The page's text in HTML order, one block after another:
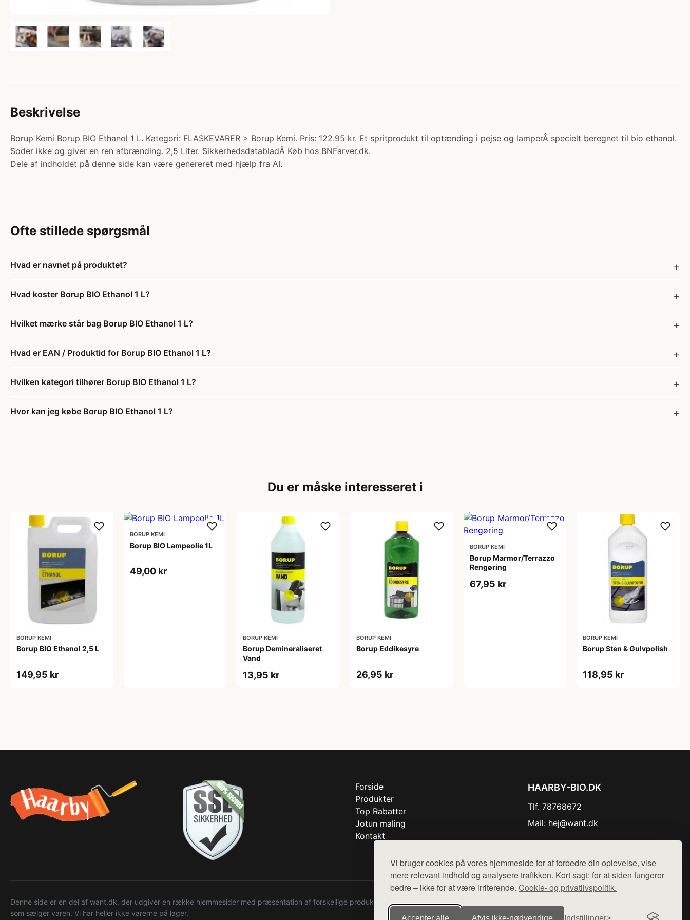
Vi bruger cookies på vores hjemmeside for at forbedre din oplevelse, vise
mere relevant indhold og analysere trafikken. Kort sagt: for at siden fungerer
bedre – ikke for at være irriterende. Cookie- og privatlivspolitik.
Accepter alle Afvis ikke‑nødvendige Indstillinger
Beskrivelse
Borup Kemi Borup BIO Ethanol 1 L. Kategori: FLASKEVARER > Borup Kemi. Pris: 122.95 kr. Et spritprodukt til optænding i pejse og lamperÂ specielt beregnet til bio ethanol.
Soder ikke og giver en ren afbrænding. 2,5 Liter. SikkerhedsdatabladÂ Køb hos BNFarver.dk.
Dele af indholdet på denne side kan være genereret med hjælp fra AI.
Ofte stillede spørgsmål
Hvad er navnet på produktet?
Hvad koster Borup BIO Ethanol 1 L?
Hvilket mærke står bag Borup BIO Ethanol 1 L?
Hvad er EAN / Produktid for Borup BIO Ethanol 1 L?
Hvilken kategori tilhører Borup BIO Ethanol 1 L?
Hvor kan jeg købe Borup BIO Ethanol 1 L?
Du er måske interesseret i
BORUP KEMI
Borup BIO Ethanol 2,5 L
149,95 kr
BORUP KEMI
Borup BIO Lampeolie 1L
49,00 kr
BORUP KEMI
Borup Demineraliseret
Vand
13,95 kr
BORUP KEMI
Borup Eddikesyre
26,95 kr
BORUP KEMI
Borup Marmor/Terrazzo
Rengøring
67,95 kr
BORUP KEMI
Borup Sten & Gulvpolish
118,95 kr
Forside
Produkter
Top Rabatter
Jotun maling
Kontakt
HAARBY-BIO.DK
Tlf. 78768672
Mail: hej@want.dk
Denne side er en del af want.dk, der udgiver en række hjemmesider med præsentation af forskellige produkter fra diverse webshops. Der sælges ikke varer fra denne side - vi henviser til de shops,
som sælger varen. Vi har heller ikke varerne på lager.